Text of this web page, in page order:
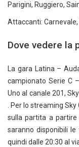
Parigini, Ruggiero,
Attaccanti: Carnevale,
Dove vedere la
La gara Latina –
campionato Serie C
Uno al canale 201,
. Per lo streaming Sky
sulla partita a partire
saranno disponibili
quindi dalle 20:30 al